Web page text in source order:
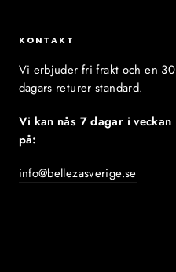
KONTAKT
Vi erbjuder fri frakt och en 30
dagars returer standard.
Vi kan nås 7 dagar i veckan
på:
info@bellezasverige.se